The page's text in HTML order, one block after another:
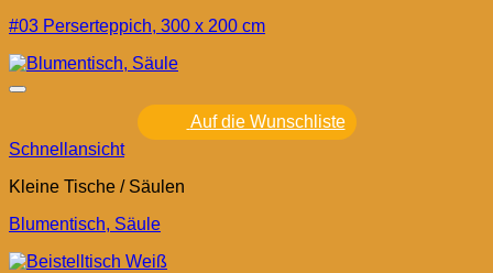
#03 Perserteppich, 300 x 200 cm
Auf die Wunschliste
Schnellansicht
Kleine Tische / Säulen
Blumentisch, Säule